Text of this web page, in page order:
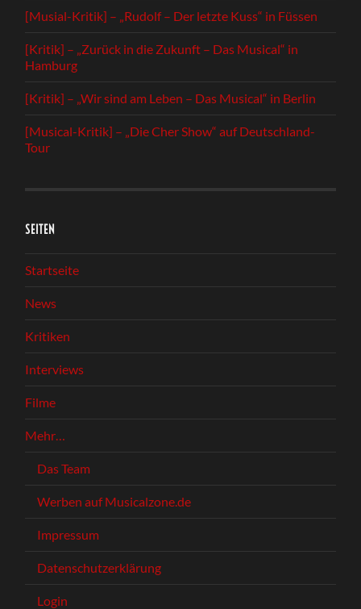
[Musial-Kritik] – „Rudolf – Der letzte Kuss“ in Füssen
[Kritik] – „Zurück in die Zukunft – Das Musical“ in
Hamburg
[Kritik] – „Wir sind am Leben – Das Musical“ in Berlin
[Musical-Kritik] – „Die Cher Show“ auf Deutschland-
Tour
SEITEN
Startseite
News
Kritiken
Interviews
Filme
Mehr…
Das Team
Werben auf Musicalzone.de
Impressum
Datenschutzerklärung
Login